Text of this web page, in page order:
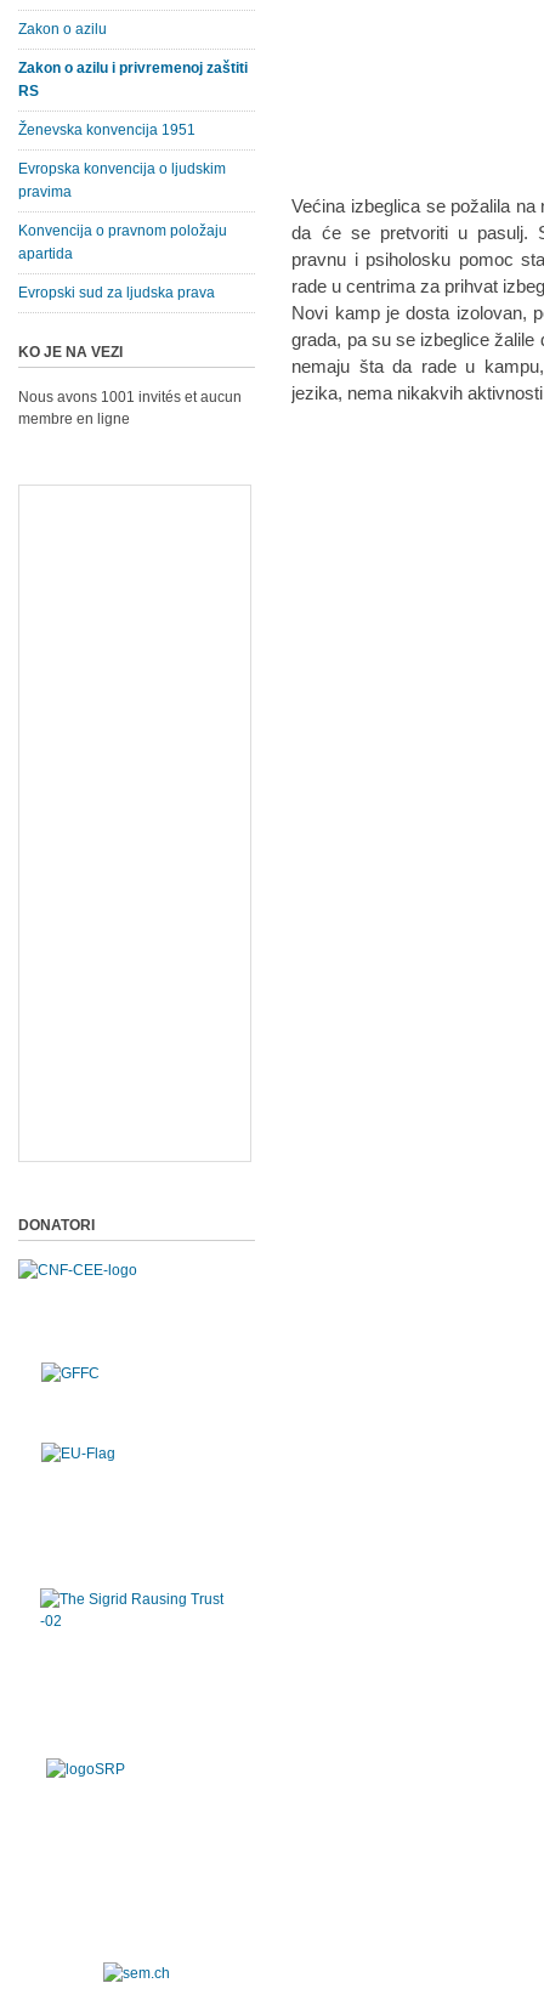
Većina izbeglica se požalila
da će se pretvoriti u pasulj.
pravnu i psiholosku pomoc
rade u centrima za prihvat
Novi kamp je dosta izolovan,
grada, pa su se izbeglice žalile
nemaju šta da rade u
jezika, nema nikakvih
Zakon o azilu
Zakon o azilu i privremenoj zaštiti
RS
Ženevska konvencija 1951
Evropska konvencija o ljudskim
pravima
Konvencija o pravnom položaju
apartida
Evropski sud za ljudska prava
KO JE NA VEZI
Nous avons 1001 invités et aucun
membre en ligne
DONATORI